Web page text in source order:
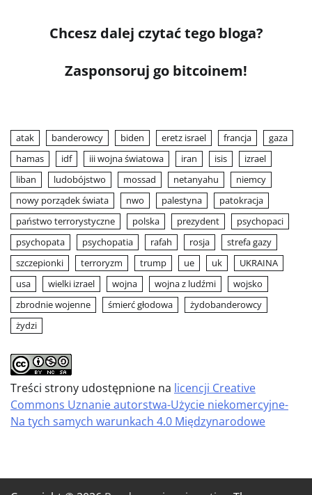
Chcesz dalej czytać tego bloga?
Zasponsoruj go bitcoinem!
atak banderowcy biden eretz israel francja
gaza
hamas
idf iii wojna światowa iran isis
izrael
liban
ludobójstwo mossad netanyahu
niemcy
nowy porządek świata
nwo palestyna
patokracja
państwo terrorystyczne
polska prezydent
psychopaci
psychopata
psychopatia rafah rosja
strefa gazy
szczepionki
terroryzm trump ue uk
UKRAINA
usa
wielki izrael wojna wojna z ludźmi
wojsko
zbrodnie wojenne
śmierć głodowa
żydobanderowcy
żydzi
Treści strony udostępnione na licencji Creative
Commons Uznanie autorstwa-Użycie niekomercyjne-
Na tych samych warunkach 4.0 Międzynarodowe